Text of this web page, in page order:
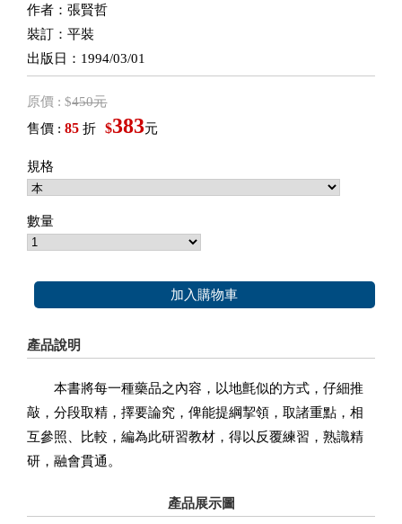
作者：張賢哲
裝訂：平裝
出版日：1994/03/01
原價 : $450元
售價 :85 折 $383元
規格
數量
加入購物車
產品說明
本書將每一種藥品之內容，以地氈似的方式，仔細推
敲，分段取精，擇要論究，俾能提綱挈領，取諸重點，相
互參照、比較，編為此研習教材，得以反覆練習，熟識精
研，融會貫通。
產品展示圖